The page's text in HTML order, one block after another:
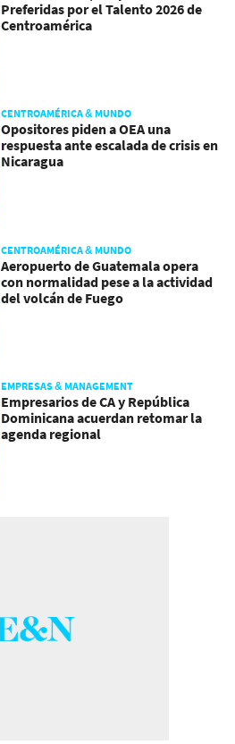
Preferidas por el Talento 2026 de
Centroamérica
CENTROAMÉRICA & MUNDO
Opositores piden a OEA una
respuesta ante escalada de crisis en
Nicaragua
CENTROAMÉRICA & MUNDO
Aeropuerto de Guatemala opera
con normalidad pese a la actividad
del volcán de Fuego
EMPRESAS & MANAGEMENT
Empresarios de CA y República
Dominicana acuerdan retomar la
agenda regional